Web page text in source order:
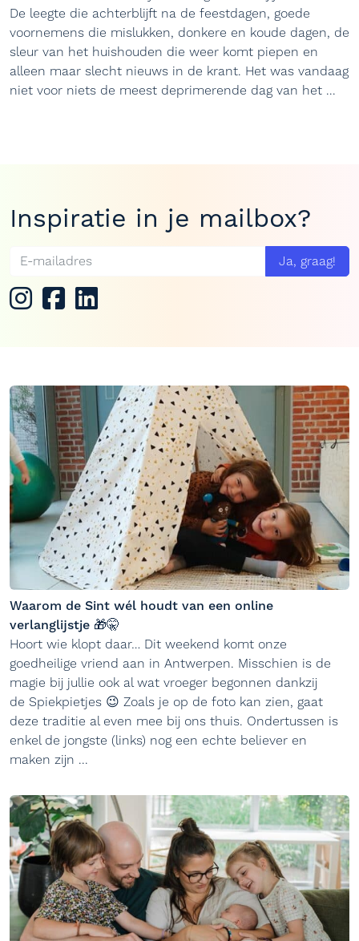
De leegte die achterblijft na de feestdagen, goede
voornemens die mislukken, donkere en koude dagen, de
sleur van het huishouden die weer komt piepen en
alleen maar slecht nieuws in de krant. Het was vandaag
niet voor niets de meest deprimerende dag van het ...
Inspiratie in je mailbox?
Ja, graag!
Waarom de Sint wél houdt van een online
verlanglijstje 🎁🤫
Hoort wie klopt daar… Dit weekend komt onze
goedheilige vriend aan in Antwerpen. Misschien is de
magie bij jullie ook al wat vroeger begonnen dankzij
de Spiekpietjes 😉 Zoals je op de foto kan zien, gaat
deze traditie al even mee bij ons thuis. Ondertussen is
enkel de jongste (links) nog een echte believer en
maken zijn ...